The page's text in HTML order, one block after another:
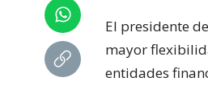
El presidente
mayor
entidades